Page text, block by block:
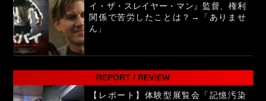
イ・ザ・スレイヤー・マン』監督、権利
関係で苦労したことは？→「ありませ
ん」
REPORT / REVIEW
【レポート】体験型展覧会「記憶汚染